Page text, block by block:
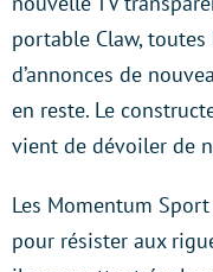
portable Claw,
d’annonces de
en reste. Le
vient de dévoiler de
Les Momentum
pour résister aux